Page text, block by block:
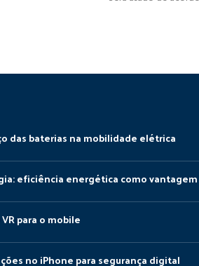
das baterias na mobilidade elétrica
eficiência energética como
para o mobile
no iPhone para segurança digital